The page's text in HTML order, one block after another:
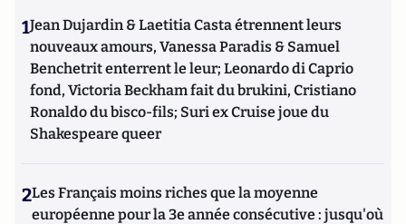
1Jean Dujardin & Laetitia Casta étrennent leurs
nouveaux amours, Vanessa Paradis & Samuel
Benchetrit enterrent le leur; Leonardo di Caprio
fond, Victoria Beckham fait du brukini, Cristiano
Ronaldo du bisco-fils; Suri ex Cruise joue du
Shakespeare queer
2Les Français moins riches que la moyenne
européenne pour la 3e année consécutive : jusqu'où